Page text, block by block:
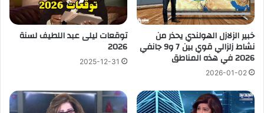
خبير الزلازل الهولندي يحذر من
نشاط زلزالي قوي بين 7 و9 جانفي
2026 في هذه المناطق
2026-01-02
توقعات ليلى عبد اللطيف لسنة
2026
2025-12-31